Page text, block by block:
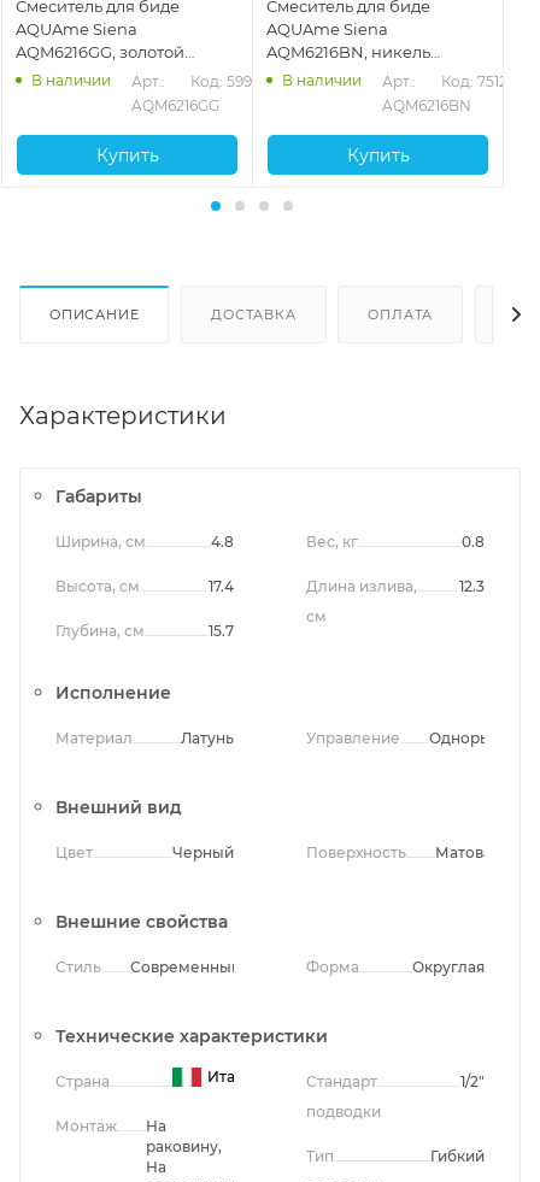
Смеситель для биде
AQUAme Siena
AQM6216GG, золотой
глянцевый
В наличии
Арт.:
AQM6216GG
Код: 59911
Купить
Смеситель для биде
AQUAme Siena
AQM6216BN, никель
брашированный
В наличии
Арт.:
AQM6216BN
Код: 75128
Купить
ОПИСАНИЕ ДОСТАВКА ОПЛАТА
Характеристики
Габариты
Ширина, см 4.8
Высота, см 17.4
Глубина, см 15.7
Вес, кг 0.8
Длина излива,
см
12.3
Исполнение
Материал Латунь Управление
Внешний вид
Цвет Черный Поверхность Матовая
Внешние свойства
Стиль Современный Форма Округлая
Технические характеристики
Страна Италия
Монтаж
На
раковину,
На
Стандарт
подводки
1/2"
Тип
Гибкий